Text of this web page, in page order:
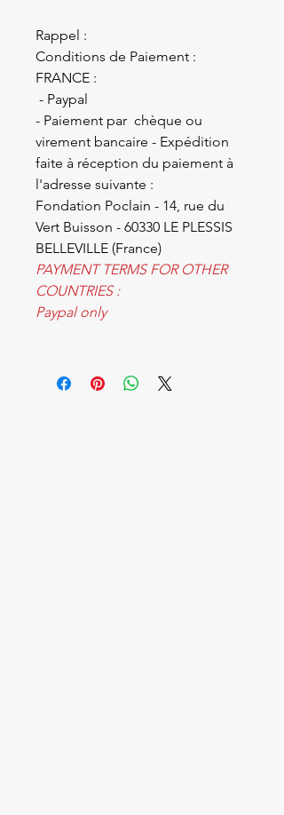
Rappel :
Conditions de Paiement :
FRANCE :
- Paypal
- Paiement par chèque ou
virement bancaire - Expédition
faite à réception du paiement à
l'adresse suivante :
Fondation Poclain - 14, rue du
Vert Buisson - 60330 LE PLESSIS
BELLEVILLE (France)
PAYMENT TERMS FOR OTHER
COUNTRIES :
Paypal only